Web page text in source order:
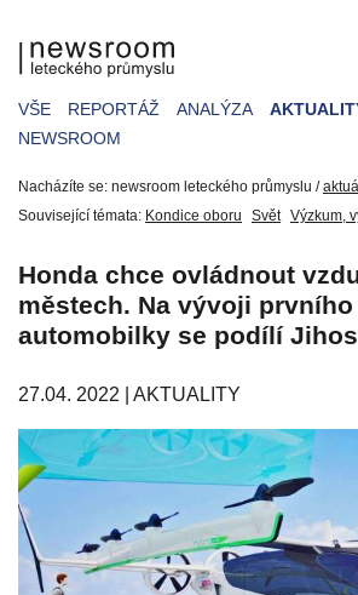
VŠE REPORTÁŽ ANALÝZA
NEWSROOM
Nacházíte se: newsroom leteckého průmyslu /
Související témata: Kondice oboru Svět Výzkum,
Honda chce ovládnout
městech. Na vývoji prvního
automobilky se podílí
27.04. 2022 | AKTUALITY